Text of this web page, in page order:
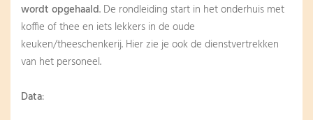
wordt opgehaald. De rondleiding start in het onderhuis met
koffie of thee en iets lekkers in de oude
keuken/theeschenkerij. Hier zie je ook de dienstvertrekken
van het personeel.
Data: